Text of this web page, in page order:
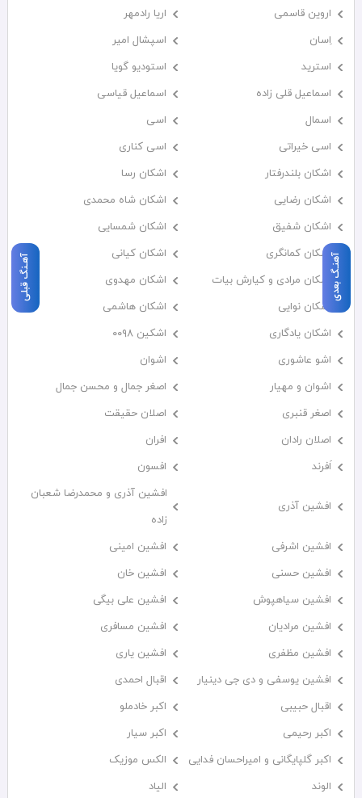
آهنـگ بعدی آهـنگ قبلی
اروین قاسمی
اریا رادمهر
اِسان
اسپشال امیر
استرید
استودیو گویا
اسماعیل قلی زاده
اسماعیل قیاسی
اسمال
اسی
اسی خیراتی
اسی کناری
اشکان بلندرفتار
اشکان رسا
اشکان رضایی
اشکان شاه محمدی
اشکان شفیق
اشکان شمسایی
اشکان‌ کمانگری
اشکان کیانی
اشکان مرادی و کیارش بیات
اشکان مهدوی
اشکان نوایی
اشکان هاشمی
اشکان یادگاری
اشکین ۰۰۹۸
اشو عاشوری
اشوان
اشوان و مهیار
اصغر جمال و محسن جمال
اصغر قنبری
اصلان حقیقت
اصلان رادان
افران
اَفرند
افسون
افشین آذری
افشین آذری و محمدرضا شعبان
زاده
افشین اشرفی
افشین امینی
افشین حسنی
افشین خان
افشین سیاهپوش
افشین علی بیگی
افشین مرادیان
افشین مسافری
افشین مظفری
افشین یاری
افشین یوسفی و دی جی دینیار
اقبال احمدی
اقبال حبیبی
اکبر خادملو
اکبر رحیمی
اکبر سیار
اکبر گلپایگانی و امیراحسان فدایی
الکس موزیک
الوند
الیاد